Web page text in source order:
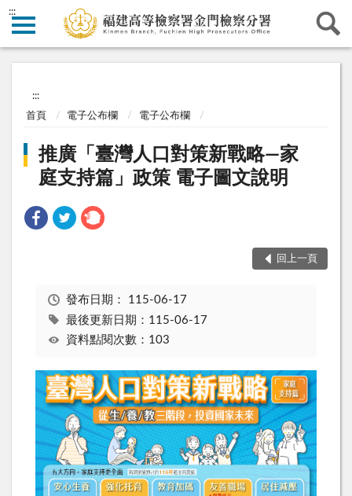
:::
:::
首頁 電子公布欄 電子公布欄
推廣「臺灣人口對策新戰略—家
庭支持篇」政策 電子圖文說明
回上一頁
發布日期： 115-06-17
最後更新日期：115-06-17
資料點閱次數：103